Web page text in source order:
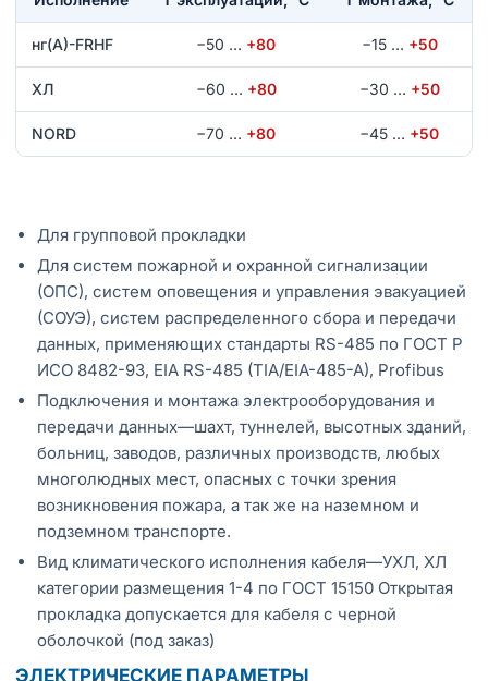
нг(А)-FRHF −50 … +80 −15 … +50
ХЛ −60 … +80 −30 … +50
NORD −70 … +80 −45 … +50
Для групповой прокладки
Для систем пожарной и охранной сигнализации
(ОПС), систем оповещения и управления эвакуацией
(СОУЭ), систем распределенного сбора и передачи
данных, применяющих стандарты RS-485 по ГОСТ Р
ИСО 8482-93, EIA RS-485 (TIA/EIA-485-A), Profibus
Подключения и монтажа электрооборудования и
передачи данных—шахт, туннелей, высотных зданий,
больниц, заводов, различных производств, любых
многолюдных мест, опасных с точки зрения
возникновения пожара, а так же на наземном и
подземном транспорте.
Вид климатического исполнения кабеля—УХЛ, ХЛ
категории размещения 1-4 по ГОСТ 15150 Открытая
прокладка допускается для кабеля с черной
оболочкой (под заказ)
ЭЛЕКТРИЧЕСКИЕ ПАРАМЕТРЫ